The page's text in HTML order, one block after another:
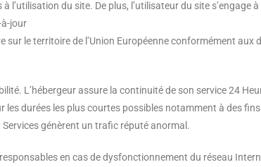
du site. De plus, l’utilisateur du site s’engage
jour
sur le territoire de l’Union Européenne conformément aux
L’hébergeur assure la continuité de son service 24
durées les plus courtes possibles notamment à des
génèrent un trafic réputé anormal.
en cas de dysfonctionnement du réseau